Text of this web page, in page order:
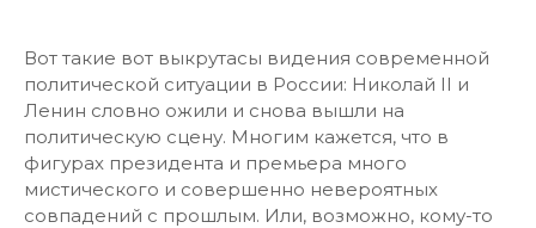
Вот такие вот выкрутасы видения современной
политической ситуации в России: Николай II и
Ленин словно ожили и снова вышли на
политическую сцену. Многим кажется, что в
фигурах президента и премьера много
мистического и совершенно невероятных
совпадений с прошлым. Или, возможно, кому-то